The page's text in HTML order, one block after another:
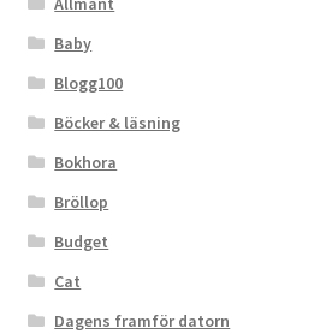
Baby
Blogg100
Böcker & läsning
Bokhora
Bröllop
Budget
Cat
Dagens framför datorn